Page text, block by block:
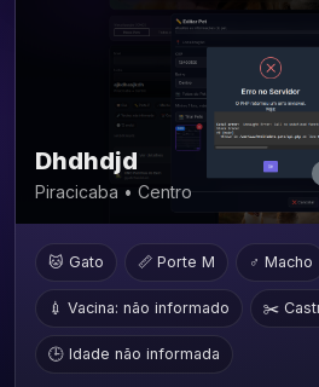
Porte Sexo
Filtrar
Dhdhdjd
Piracicaba • Centro
🐱 Gato 📏 Porte M ♂ Macho
💉 Vacina: não informado ✂️
🕒 Idade não informada